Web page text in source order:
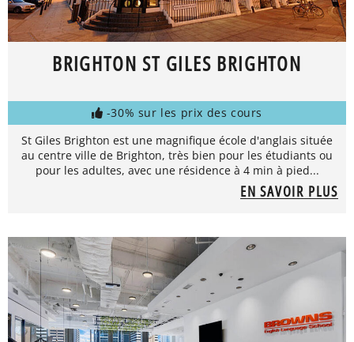
BRIGHTON ST GILES BRIGHTON
-30% sur les prix des cours
St Giles Brighton est une magnifique école d'anglais située
au centre ville de Brighton, très bien pour les étudiants ou
pour les adultes, avec une résidence à 4 min à pied...
EN SAVOIR PLUS